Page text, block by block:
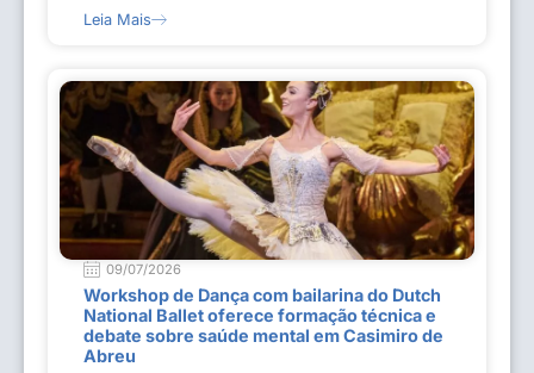
Leia Mais
09/07/2026
Workshop de Dança com bailarina do Dutch
National Ballet oferece formação técnica e
debate sobre saúde mental em Casimiro de
Abreu